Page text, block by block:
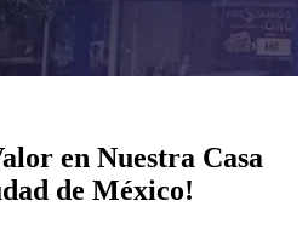
en Nuestra Casa
de México!